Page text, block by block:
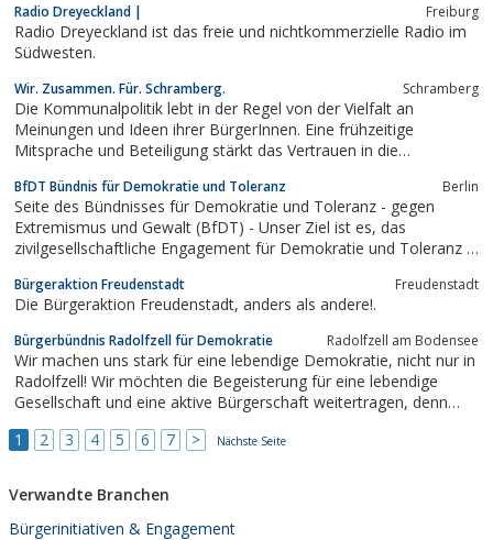
Radio Dreyeckland | Freiburg
Radio Dreyeckland ist das freie und nichtkommerzielle Radio im
Südwesten.
Wir. Zusammen. Für. Schramberg. Schramberg
Die Kommunalpolitik lebt in der Regel von der Vielfalt an
Meinungen und Ideen ihrer BürgerInnen. Eine frühzeitige
Mitsprache und Beteiligung stärkt das Vertrauen in die
von politischen Entscheidungen. Ziele dieses
Demokratieansatzes auf kommunaler Ebene, den die Aktiven...
BfDT Bündnis für Demokratie und Toleranz Berlin
Seite des Bündnisses für Demokratie und Toleranz - gegen
Extremismus und Gewalt (BfDT) - Unser Ziel ist es, das
zivilgesellschaftliche Engagement für Demokratie und Toleranz in
Mitbürgerinnen und Mit...
Bürgeraktion Freudenstadt Freudenstadt
Die Bürgeraktion Freudenstadt, anders als andere!.
Bürgerbündnis Radolfzell für Demokratie Radolfzell am Bodensee
Wir machen uns stark für eine lebendige Demokratie, nicht nur in
Radolfzell! Wir möchten die Begeisterung für eine lebendige
Gesellschaft und eine aktive Bürgerschaft weitertragen, denn
1 2 3 4 5 6 7 > Nächste Seite
Verwandte Branchen
Bürgerinitiativen & Engagement